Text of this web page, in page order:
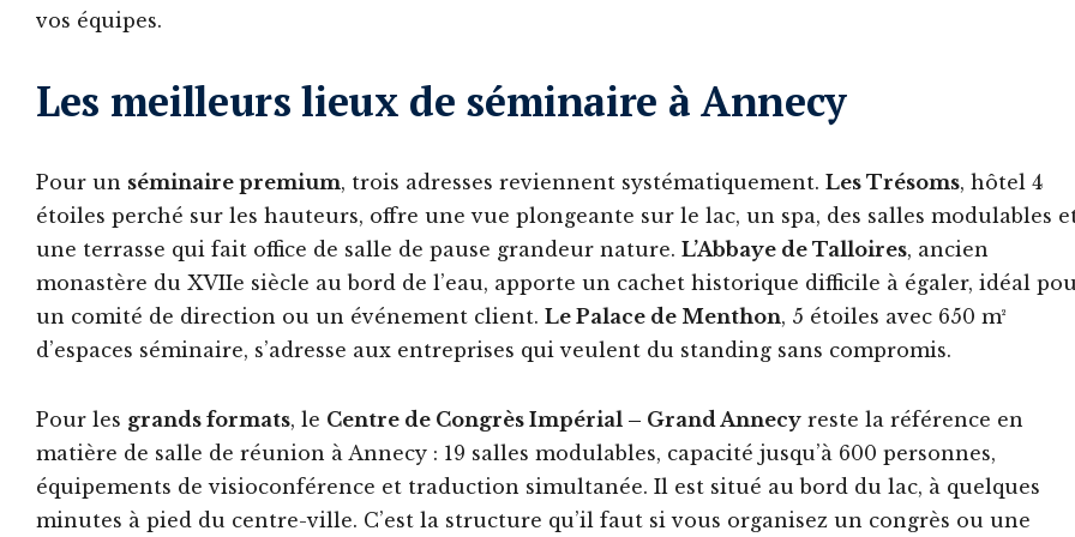
vos équipes.
Les meilleurs lieux de séminaire à Annecy
Pour un séminaire premium, trois adresses reviennent systématiquement. Les Trésoms, hôtel 4
étoiles perché sur les hauteurs, offre une vue plongeante sur le lac, un spa, des salles modulables
une terrasse qui fait office de salle de pause grandeur nature. L’Abbaye de Talloires, ancien
monastère du XVIIe siècle au bord de l’eau, apporte un cachet historique difficile à égaler, idéal
un comité de direction ou un événement client. Le Palace de Menthon, 5 étoiles avec 650 m²
d’espaces séminaire, s’adresse aux entreprises qui veulent du standing sans compromis.
Pour les grands formats, le Centre de Congrès Impérial – Grand Annecy reste la référence en
matière de salle de réunion à Annecy : 19 salles modulables, capacité jusqu’à 600 personnes,
équipements de visioconférence et traduction simultanée. Il est situé au bord du lac, à quelques
minutes à pied du centre-ville. C’est la structure qu’il faut si vous organisez un congrès ou une